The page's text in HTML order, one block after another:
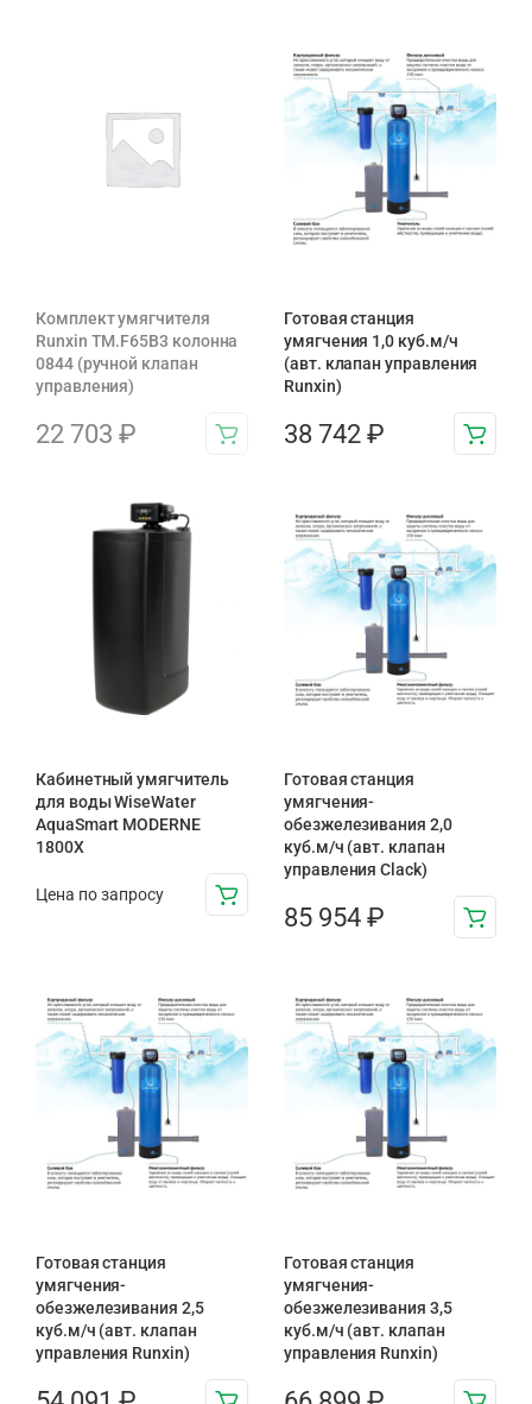
Комплект умягчителя
Runxin TM.F65B3 колонна
0844 (ручной клапан
управления)
22 703 ₽
Готовая станция
умягчения 1,0 куб.м/ч
(авт. клапан управления
Runxin)
38 742 ₽
Кабинетный умягчитель
для воды WiseWater
AquaSmart MODERNE
1800X
Цена по запросу
Готовая станция
умягчения-
обезжелезивания 2,0
куб.м/ч (авт. клапан
управления Clack)
85 954 ₽
Готовая станция
умягчения-
обезжелезивания 2,5
куб.м/ч (авт. клапан
управления Runxin)
Готовая станция
умягчения-
обезжелезивания 3,5
куб.м/ч (авт. клапан
управления Runxin)